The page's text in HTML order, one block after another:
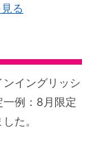
る
イングリッシ
一例：8月限定
た。